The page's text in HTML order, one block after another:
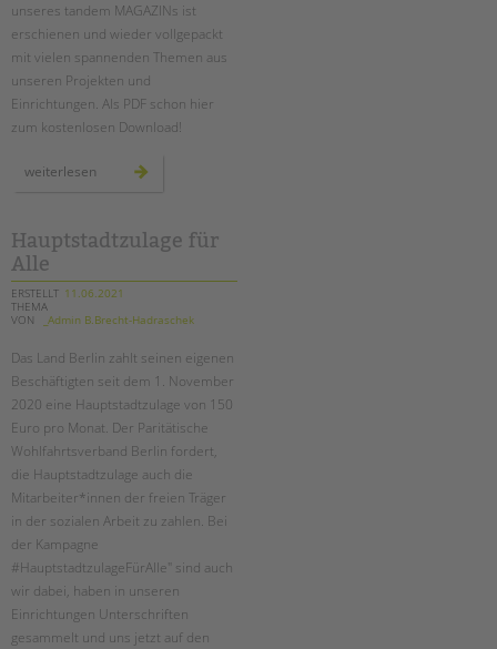
unseres tandem MAGAZINs ist
erschienen und wieder vollgepackt
mit vielen spannenden Themen aus
unseren Projekten und
Einrichtungen. Als PDF schon hier
zum kostenlosen Download!
weiterlesen
tandem
da!
Hauptstadtzulage für
Alle
ERSTELLT 11.06.2021
THEMA
VON
_Admin B.Brecht-Hadraschek
Das Land Berlin zahlt seinen eigenen
Beschäftigten seit dem 1. November
2020 eine Hauptstadtzulage von 150
Euro pro Monat. Der Paritätische
Wohlfahrtsverband Berlin fordert,
die Hauptstadtzulage auch die
Mitarbeiter*innen der freien Träger
in der sozialen Arbeit zu zahlen. Bei
der Kampagne
#HauptstadtzulageFürAlle" sind auch
wir dabei, haben in unseren
Einrichtungen Unterschriften
gesammelt und uns jetzt auf den